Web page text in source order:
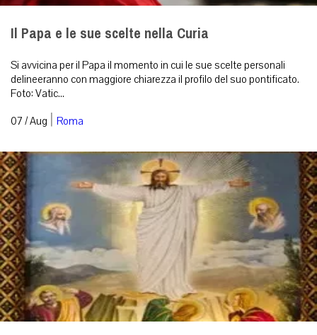
Il Papa e le sue scelte nella Curia
Si avvicina per il Papa il momento in cui le sue scelte personali
delineeranno con maggiore chiarezza il profilo del suo pontificato.
Foto: Vatic...
07 / Aug | Roma